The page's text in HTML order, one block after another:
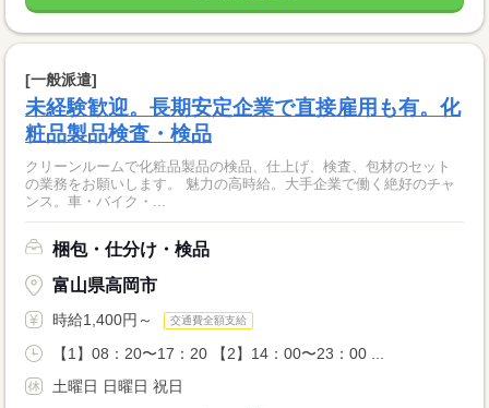
[一般派遣]
未経験歓迎。長期安定企業で直接雇用も有。化
粧品製品検査・検品
クリーンルームで化粧品製品の検品、仕上げ、検査、包材のセット
の業務をお願いします。 魅力の高時給。大手企業で働く絶好のチャ
ンス。車・バイク・...
梱包・仕分け・検品
富山県高岡市
時給1,400円～ 交通費全額支給
【1】08：20〜17：20 【2】14：00〜23：00 ...
土曜日 日曜日 祝日